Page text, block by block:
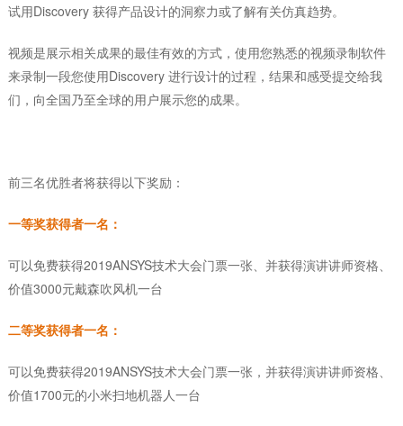
试用Discovery 获得产品设计的洞察力或了解有关仿真趋势。
视频是展示相关成果的最佳有效的方式，使用您熟悉的视频录制软件
来录制一段您使用Discovery 进行设计的过程，结果和感受提交给我
们，向全国乃至全球的用户展示您的成果。
前三名优胜者将获得以下奖励：
一等奖获得者一名：
可以免费获得2019ANSYS技术大会门票一张、并获得演讲讲师资格、
价值3000元戴森吹风机一台
二等奖获得者一名：
可以免费获得2019ANSYS技术大会门票一张，并获得演讲讲师资格、
价值1700元的小米扫地机器人一台